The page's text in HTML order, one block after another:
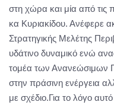
στη χώρα και μία από
κα Κυριακίδου. Ανέφερε
Στρατηγικής Μελέτης
υδάτινο δυναμικό ενώ
τομέα των Ανανεώσιμων
στην πράσινη ενέργεια
με σχέδιο.Για το λόγο